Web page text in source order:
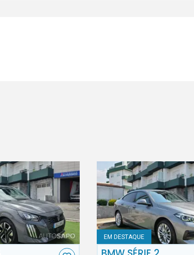
EM DESTAQUE